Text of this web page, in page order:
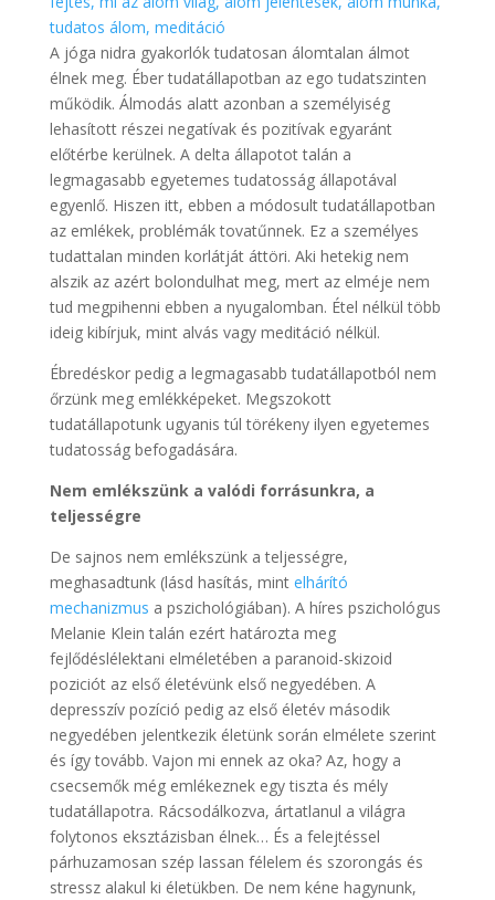
tudatos álom, meditáció
A jóga nidra gyakorlók tudatosan álomtalan álmot
élnek meg. Éber tudatállapotban az ego tudatszinten
működik. Álmodás alatt azonban a személyiség
lehasított részei negatívak és pozitívak egyaránt
előtérbe kerülnek. A delta állapotot talán a
legmagasabb egyetemes tudatosság állapotával
egyenlő. Hiszen itt, ebben a módosult tudatállapotban
az emlékek, problémák tovatűnnek. Ez a személyes
tudattalan minden korlátját áttöri. Aki hetekig nem
alszik az azért bolondulhat meg, mert az elméje nem
tud megpihenni ebben a nyugalomban. Étel nélkül több
ideig kibírjuk, mint alvás vagy meditáció nélkül.
Ébredéskor pedig a legmagasabb tudatállapotból nem
őrzünk meg emlékképeket. Megszokott
tudatállapotunk ugyanis túl törékeny ilyen egyetemes
tudatosság befogadására.
Nem emlékszünk a valódi forrásunkra, a
teljességre
De sajnos nem emlékszünk a teljességre,
meghasadtunk (lásd hasítás, mint elhárító
mechanizmus a pszichológiában). A híres pszichológus
Melanie Klein talán ezért határozta meg
fejlődéslélektani elméletében a paranoid-skizoid
poziciót az első életévünk első negyedében. A
depresszív pozíció pedig az első életév második
negyedében jelentkezik életünk során elmélete szerint
és így tovább. Vajon mi ennek az oka? Az, hogy a
csecsemők még emlékeznek egy tiszta és mély
tudatállapotra. Rácsodálkozva, ártatlanul a világra
folytonos eksztázisban élnek… És a felejtéssel
párhuzamosan szép lassan félelem és szorongás és
stressz alakul ki életükben. De nem kéne hagynunk,